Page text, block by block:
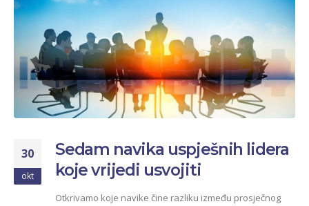
30
okt
Sedam navika uspješnih lidera
koje vrijedi usvojiti
Otkrivamo koje navike čine razliku između prosječnog